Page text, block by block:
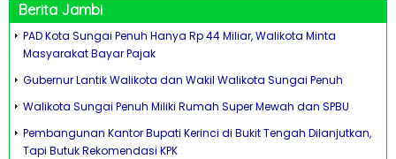
Berita Jambi
PAD Kota Sungai Penuh Hanya Rp 44 Miliar, Walikota Minta
Masyarakat Bayar Pajak
Gubernur Lantik Walikota dan Wakil Walikota Sungai Penuh
Walikota Sungai Penuh Miliki Rumah Super Mewah dan SPBU
Pembangunan Kantor Bupati Kerinci di Bukit Tengah Dilanjutkan,
Tapi Butuk Rekomendasi KPK